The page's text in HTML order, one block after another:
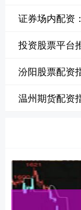
证券场内配资
投资股票平台
汾阳股票配资
温州期货配资